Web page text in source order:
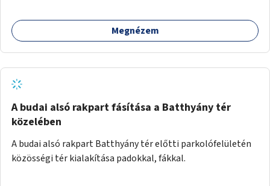
Megnézem
A budai alsó rakpart fásítása a Batthyány tér
közelében
A budai alsó rakpart Batthyány tér előtti parkolófelületén
közösségi tér kialakítása padokkal, fákkal.